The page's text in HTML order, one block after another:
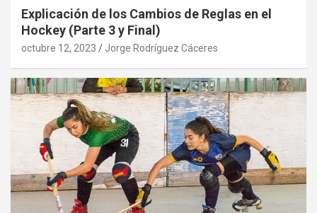
Explicación de los Cambios de Reglas en el
Hockey (Parte 3 y Final)
octubre 12, 2023 Jorge Rodríguez Cáceres